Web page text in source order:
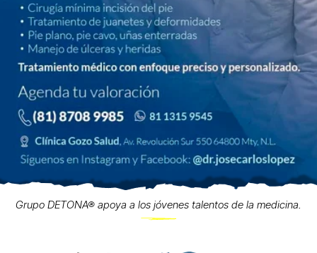
Grupo DETONA® apoya a los jóvenes talentos de la medicina.